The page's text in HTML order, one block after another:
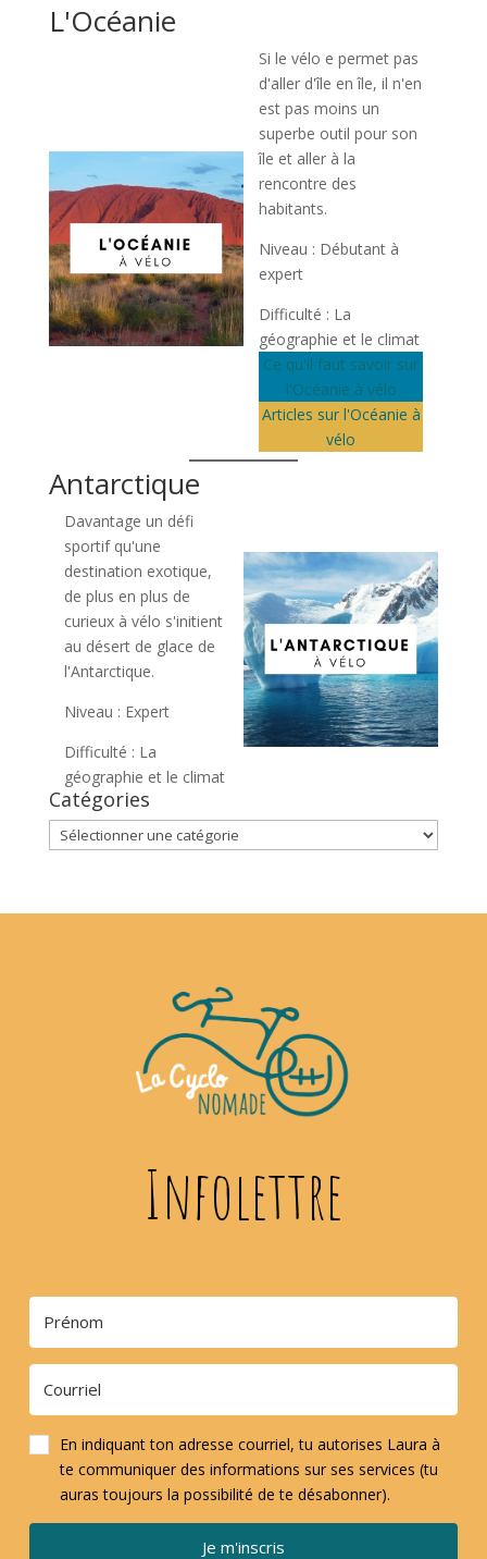
L'Océanie
Si le vélo e permet pas
d'aller d'île en île, il n'en
est pas moins un
superbe outil pour son
île et aller à la
rencontre des
habitants.
Niveau : Débutant à
expert
Difficulté : La
géographie et le climat
Ce qu'il faut savoir sur
l'Océanie à vélo
Articles sur l'Océanie à
vélo
Antarctique
Davantage un défi
sportif qu'une
destination exotique,
de plus en plus de
curieux à vélo s'initient
au désert de glace de
l'Antarctique.
Niveau : Expert
Difficulté : La
géographie et le climat
Catégories
Catégories
Infolettre
En indiquant ton adresse courriel, tu autorises Laura à
te communiquer des informations sur ses services (tu
auras toujours la possibilité de te désabonner).
Je m'inscris